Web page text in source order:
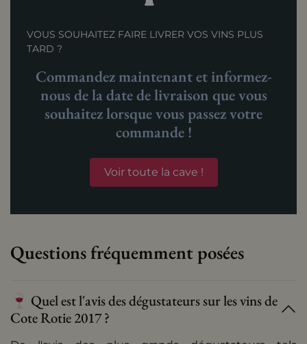
VOUS SOUHAITEZ FAIRE LIVRER VOS VINS PLUS
TARD ?
Commandez maintenant et informez-
nous de la date de livraison que vous
souhaitez lorsque vous passez votre
commande !
Voir toute la cave !
Questions fréquemment posées
🍷 Quel est l'avis des dégustateurs sur les vins de
Cote Rotie 2017 ?